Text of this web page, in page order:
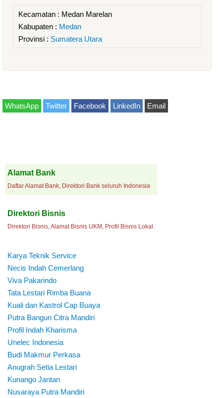
Kecamatan : Medan Marelan
Kabupaten : Medan
Provinsi : Sumatera Utara
WhatsApp Twitter Facebook LinkedIn Email
Alamat Bank
Daftar Alamat Bank, Direktori Bank seluruh Indonesia
Direktori Bisnis
Direktori Bisnis, Alamat Bisnis UKM, Profil Bisnis Lokal.
Karya Teknik Service
Necis Indah Cemerlang
Viva Pakarindo
Tata Lestari Rimba Buana
Kuali dan Kastrol Cap Buaya
Putra Bangun Citra Mandiri
Profil Indah Kharisma
Unelec Indonesia
Budi Makmur Perkasa
Anugrah Setia Lestari
Kunango Jantan
Nusaraya Putra Mandiri